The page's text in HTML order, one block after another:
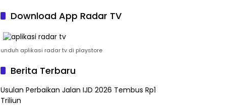
Download App Radar TV
unduh aplikasi radar tv di playstore
Berita Terbaru
Usulan Perbaikan Jalan IJD 2026 Tembus Rp1
Triliun